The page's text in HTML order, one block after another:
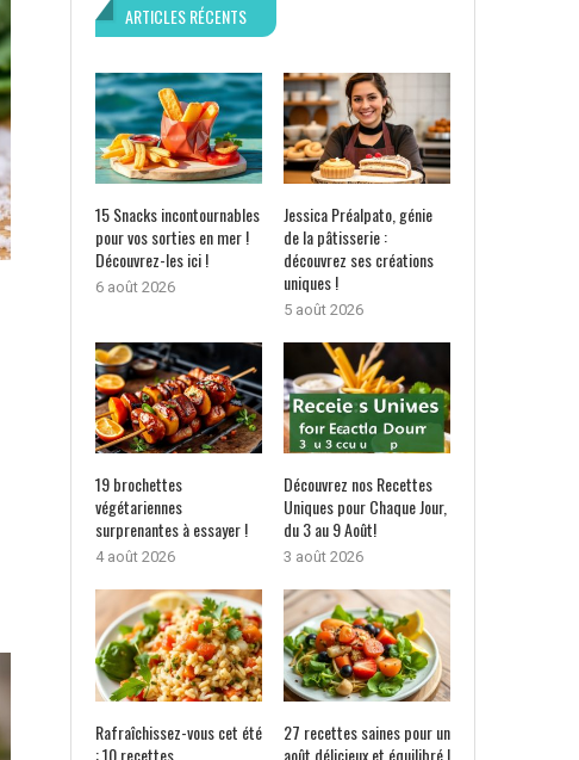
ARTICLES RÉCENTS
15 Snacks incontournables
pour vos sorties en mer !
Découvrez-les ici !
6 août 2026
Jessica Préalpato, génie
de la pâtisserie :
découvrez ses créations
uniques !
5 août 2026
19 brochettes
végétariennes
surprenantes à essayer !
4 août 2026
Découvrez nos Recettes
Uniques pour Chaque Jour,
du 3 au 9 Août!
3 août 2026
Rafraîchissez-vous cet été
: 10 recettes
27 recettes saines pour un
août délicieux et équilibré !